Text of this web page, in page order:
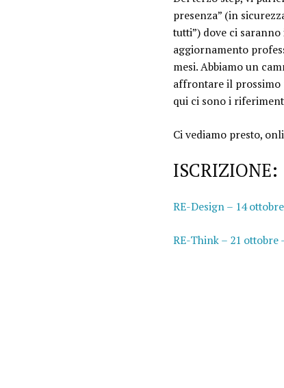
presenza” (in
tutti”) dove ci
aggiornamento
mesi.Abbiamo un
affrontare il prossimo
qui ci sono i
Ci vediamo presto,
ISCRIZIONE:
RE-Design – 14
RE-Think – 21 ottobre